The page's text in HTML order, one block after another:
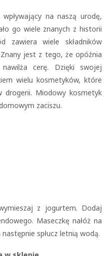
na naszą urodę,
go wiele znanych z historii
zawiera wiele składników
jest z tego, że opóźnia
cerę. Dzięki swojej
wielu kosmetyków, które
drogerii. Miodowy kosmetyk
zaciszu.
z jogurtem. Dodaj
Maseczkę nałóż na
spłucz letnią wodą.